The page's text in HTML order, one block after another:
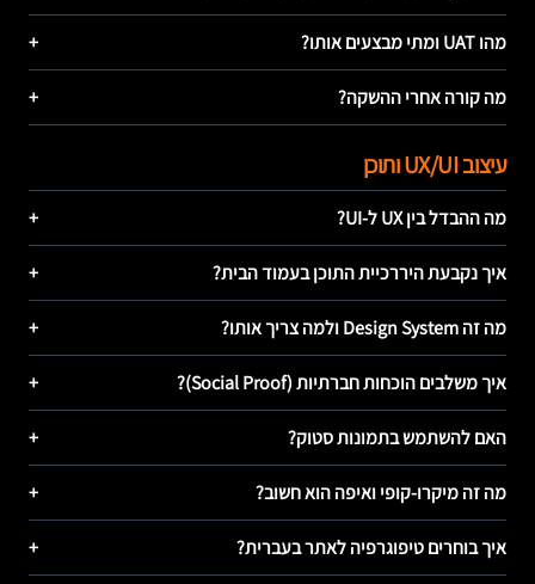
מהו UAT ומתי מבצעים אותו? +
מה קורה אחרי ההשקה? +
עיצוב UX/UI ותוכן
מה ההבדל בין UX ל-UI? +
איך נקבעת היררכיית התוכן בעמוד הבית? +
מה זה Design System ולמה צריך אותו? +
איך משלבים הוכחות חברתיות (Social Proof)? +
האם להשתמש בתמונות סטוק? +
מה זה מיקרו-קופי ואיפה הוא חשוב? +
איך בוחרים טיפוגרפיה לאתר בעברית? +